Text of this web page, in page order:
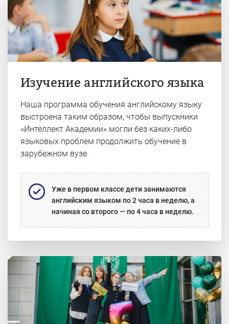
Изучение английского языка
Наша программа обучения английскому языку
выстроена таким образом, чтобы выпускники
«Интеллект Академии» могли без каких-либо
языковых проблем продолжить обучение в
зарубежном вузе.
Уже в первом классе дети занимаются
английским языком по 2 часа в неделю, а
начиная со второго — по 4 часа в неделю.